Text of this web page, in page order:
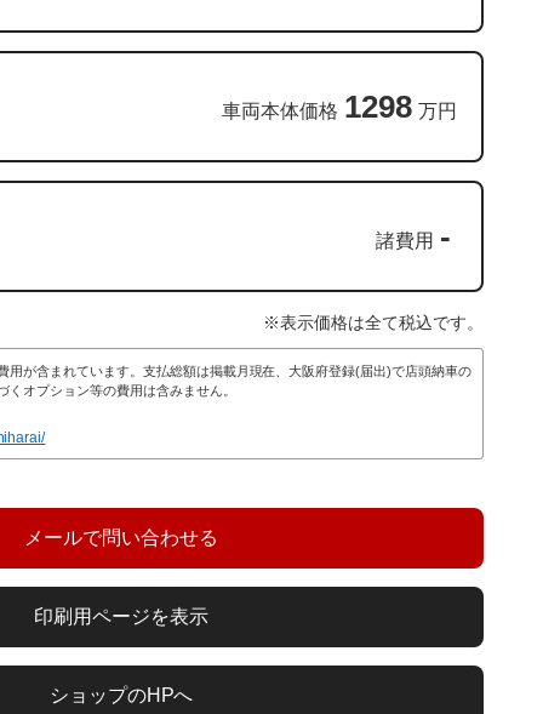
車両本体価格 1298 万円
諸費用 -
※表示価格は全て税込です。
用が含まれています。支払総額は掲載月現在、大阪府登録(届出)で店頭納車の
オプション等の費用は含みません。